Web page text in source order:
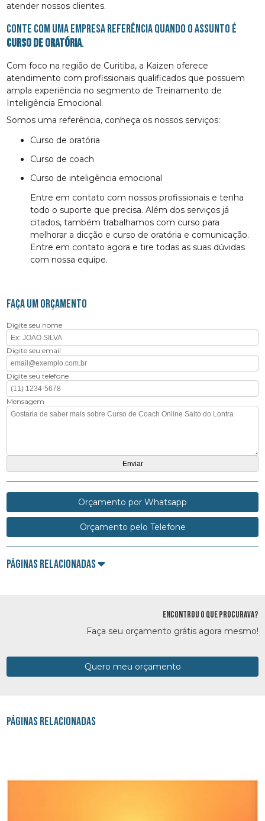
atender nossos clientes.
Conte com uma empresa referência quando o assunto é
curso de oratória.
Com foco na região de Curitiba, a Kaizen oferece
atendimento com profissionais qualificados que possuem
ampla experiência no segmento de Treinamento de
Inteligência Emocional.
Somos uma referência, conheça os nossos serviços:
curso de oratória
curso de coach
curso de inteligência emocional
Entre em contato com nossos profissionais e tenha
todo o suporte que precisa. Além dos serviços já
citados, também trabalhamos com curso para
melhorar a dicção e curso de oratória e comunicação.
Entre em contato agora e tire todas as suas dúvidas
com nossa equipe.
FAÇA UM ORÇAMENTO
Digite seu nome
Digite seu email
Digite seu telefone
Mensagem
Orçamento por Whatsapp
Orçamento pelo Telefone
Páginas Relacionadas
ENCONTROU O QUE PROCURAVA?
Faça seu orçamento grátis agora mesmo!
Quero meu orçamento
Páginas Relacionadas